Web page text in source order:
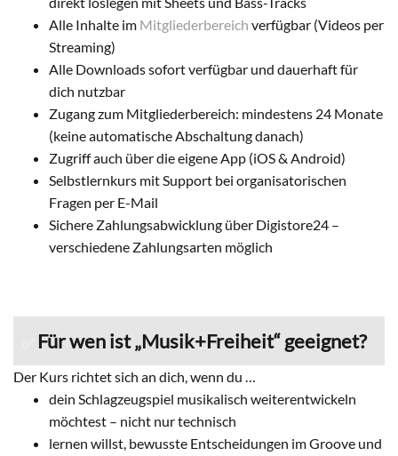
Alle Inhalte im Mitgliederbereich verfügbar (Videos per
Streaming)
Alle Downloads sofort verfügbar und dauerhaft für
dich nutzbar
Zugang zum Mitgliederbereich: mindestens 24 Monate
(keine automatische Abschaltung danach)
Zugriff auch über die eigene App (iOS & Android)
Selbstlernkurs mit Support bei organisatorischen
Fragen per E-Mail
Sichere Zahlungsabwicklung über Digistore24 –
verschiedene Zahlungsarten möglich
Für wen ist „Musik+Freiheit“ geeignet?
Der Kurs richtet sich an dich, wenn du …
dein Schlagzeugspiel musikalisch weiterentwickeln
möchtest – nicht nur technisch
lernen willst, bewusste Entscheidungen im Groove und